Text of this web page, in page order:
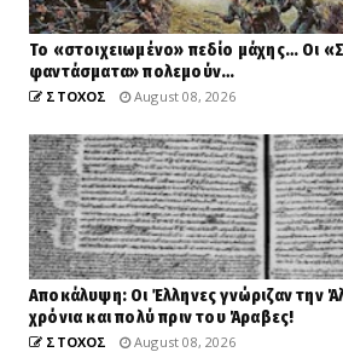
Το «στοιχειωμένο» πεδίο μάχης… Οι
φαντάσματα» πολεμούν…
ΣΤΟΧΟΣ August 08, 2026
Αποκάλυψη: Οι Έλληνες γνώριζαν την
χρόνια και πολύ πριν του Άραβες!
ΣΤΟΧΟΣ August 08, 2026